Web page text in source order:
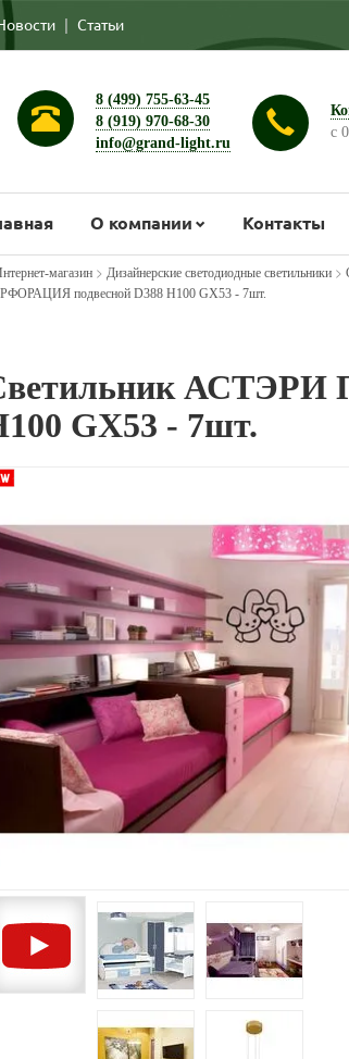
| Статьи
8 (499) 755-63-45
8 (919) 970-68-30
info@grand-light.ru
с
О компании Контакты
магазин> Дизайнерские светодиодные светильники>
подвесной D388 H100 GX53 - 7шт.
АСТЭРИ
GX53 - 7шт.